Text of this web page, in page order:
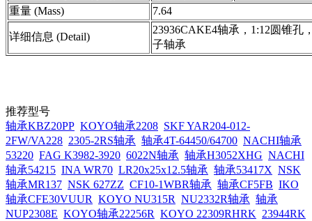
重量 (Mass) 7.64
详细信息 (Detail)
23936CAKE4轴承，1:12圆锥孔
子轴承
推荐型号
轴承KBZ20PP KOYO轴承2208 SKF YAR204-012-
2FW/VA228 2305-2RS轴承 轴承4T-64450/64700 NACHI轴承
53220 FAG K3982-3920 6022N轴承 轴承H3052XHG NACHI
轴承54215 INA WR70 LR20x25x12.5轴承 轴承53417X NSK
轴承MR137 NSK 627ZZ CF10-1WBR轴承 轴承CF5FB IKO
轴承CFE30VUUR KOYO NU315R NU2332R轴承 轴承
NUP2308E KOYO轴承22256R KOYO 22309RHRK 23944RK